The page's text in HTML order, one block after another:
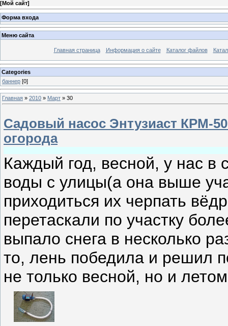
[Мой сайт]
Форма входа
Меню сайта
Главная страница Информация о сайте Каталог файлов
Categories
баннер [0]
Главная » 2010 » Март » 30
Садовый насос Энтузиаст КРМ-
огорода
Каждый год, весной, у нас в
воды с улицы(а она выше
приходиться их черпать
перетаскали по участку
выпало снега в несколько
то, лень победила и решил
не только весной, но и